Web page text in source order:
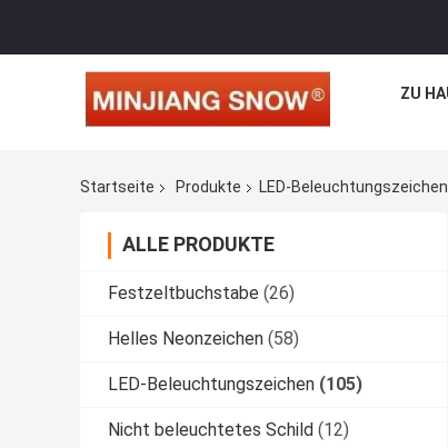
ZU
Startseite Produkte LED-Beleuchtungszeichen
ALLE PRODUKTE
Festzeltbuchstabe (26)
Helles Neonzeichen (58)
LED-Beleuchtungszeichen (105)
Nicht beleuchtetes Schild (12)